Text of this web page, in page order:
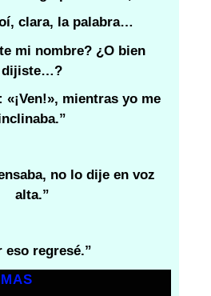
clara, la palabra…
mi nombre? ¿O bien
dijiste…?
mientras yo me
no lo dije en voz
alta.”
eso regresé.”